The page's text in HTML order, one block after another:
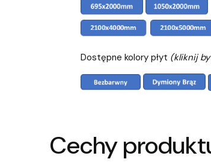
Dostępne kolory płyt (kliknij
Cechy